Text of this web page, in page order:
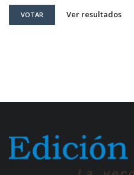
VOTAR Ver resultados